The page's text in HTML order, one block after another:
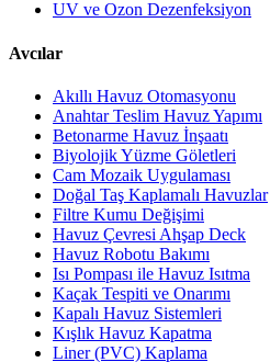
UV ve Ozon Dezenfeksiyon
Avcılar
Akıllı Havuz Otomasyonu
Anahtar Teslim Havuz Yapımı
Betonarme Havuz İnşaatı
Biyolojik Yüzme Göletleri
Cam Mozaik Uygulaması
Doğal Taş Kaplamalı Havuzlar
Filtre Kumu Değişimi
Havuz Çevresi Ahşap Deck
Havuz Robotu Bakımı
Isı Pompası ile Havuz Isıtma
Kaçak Tespiti ve Onarımı
Kapalı Havuz Sistemleri
Kışlık Havuz Kapatma
Liner (PVC) Kaplama